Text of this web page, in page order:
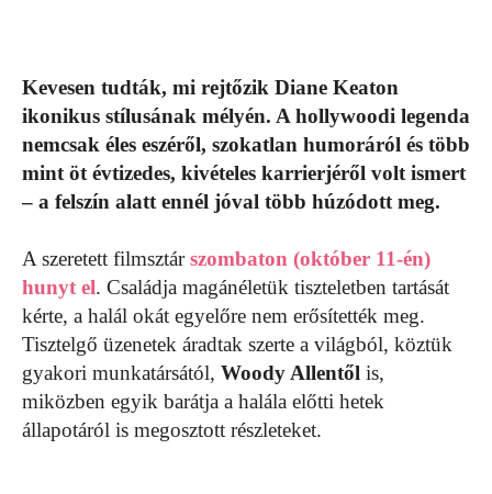
Kevesen tudták, mi rejtőzik Diane Keaton
ikonikus stílusának mélyén. A hollywoodi legenda
nemcsak éles eszéről, szokatlan humoráról és több
mint öt évtizedes, kivételes karrierjéről volt ismert
– a felszín alatt ennél jóval több húzódott meg.
A szeretett filmsztárszombaton (október 11-én)
hunyt el. Családja magánéletük tiszteletben tartását
kérte, a halál okát egyelőre nem erősítették meg.
Tisztelgő üzenetek áradtak szerte a világból, köztük
gyakori munkatársától, Woody Allentől is,
miközben egyik barátja a halála előtti hetek
állapotáról is megosztott részleteket.